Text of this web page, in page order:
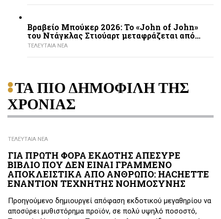
Βραβείο Μπούκερ 2026: Το «John of John»
του Ντάγκλας Στιούαρτ μεταφράζεται από…
ΤΕΛΕΥΤΑΙΑ ΝΕΑ
ΤΑ ΠΙΟ ΔΗΜΟΦΙΛΗ ΤΗΣ
ΧΡΟΝΙΑΣ
ΤΕΛΕΥΤΑΙΑ ΝΕΑ
ΓΙΑ ΠΡΩΤΗ ΦΟΡΑ ΕΚΔΟΤΗΣ ΑΠΕΣΥΡΕ
ΒΙΒΛΙΟ ΠΟΥ ΔΕΝ ΕΙΝΑΙ ΓΡΑΜΜΕΝΟ
ΑΠΟΚΛΕΙΣΤΙΚΑ ΑΠΟ ΑΝΘΡΩΠΟ: HACHETTE
ΕΝΑΝΤΙΟΝ ΤΕΧΝΗΤΗΣ ΝΟΗΜΟΣΥΝΗΣ
Προηγούμενο δημιουργεί απόφαση εκδοτικού μεγαθηρίου να
αποσύρει μυθιστόρημα προϊόν, σε πολύ υψηλό ποσοστό,